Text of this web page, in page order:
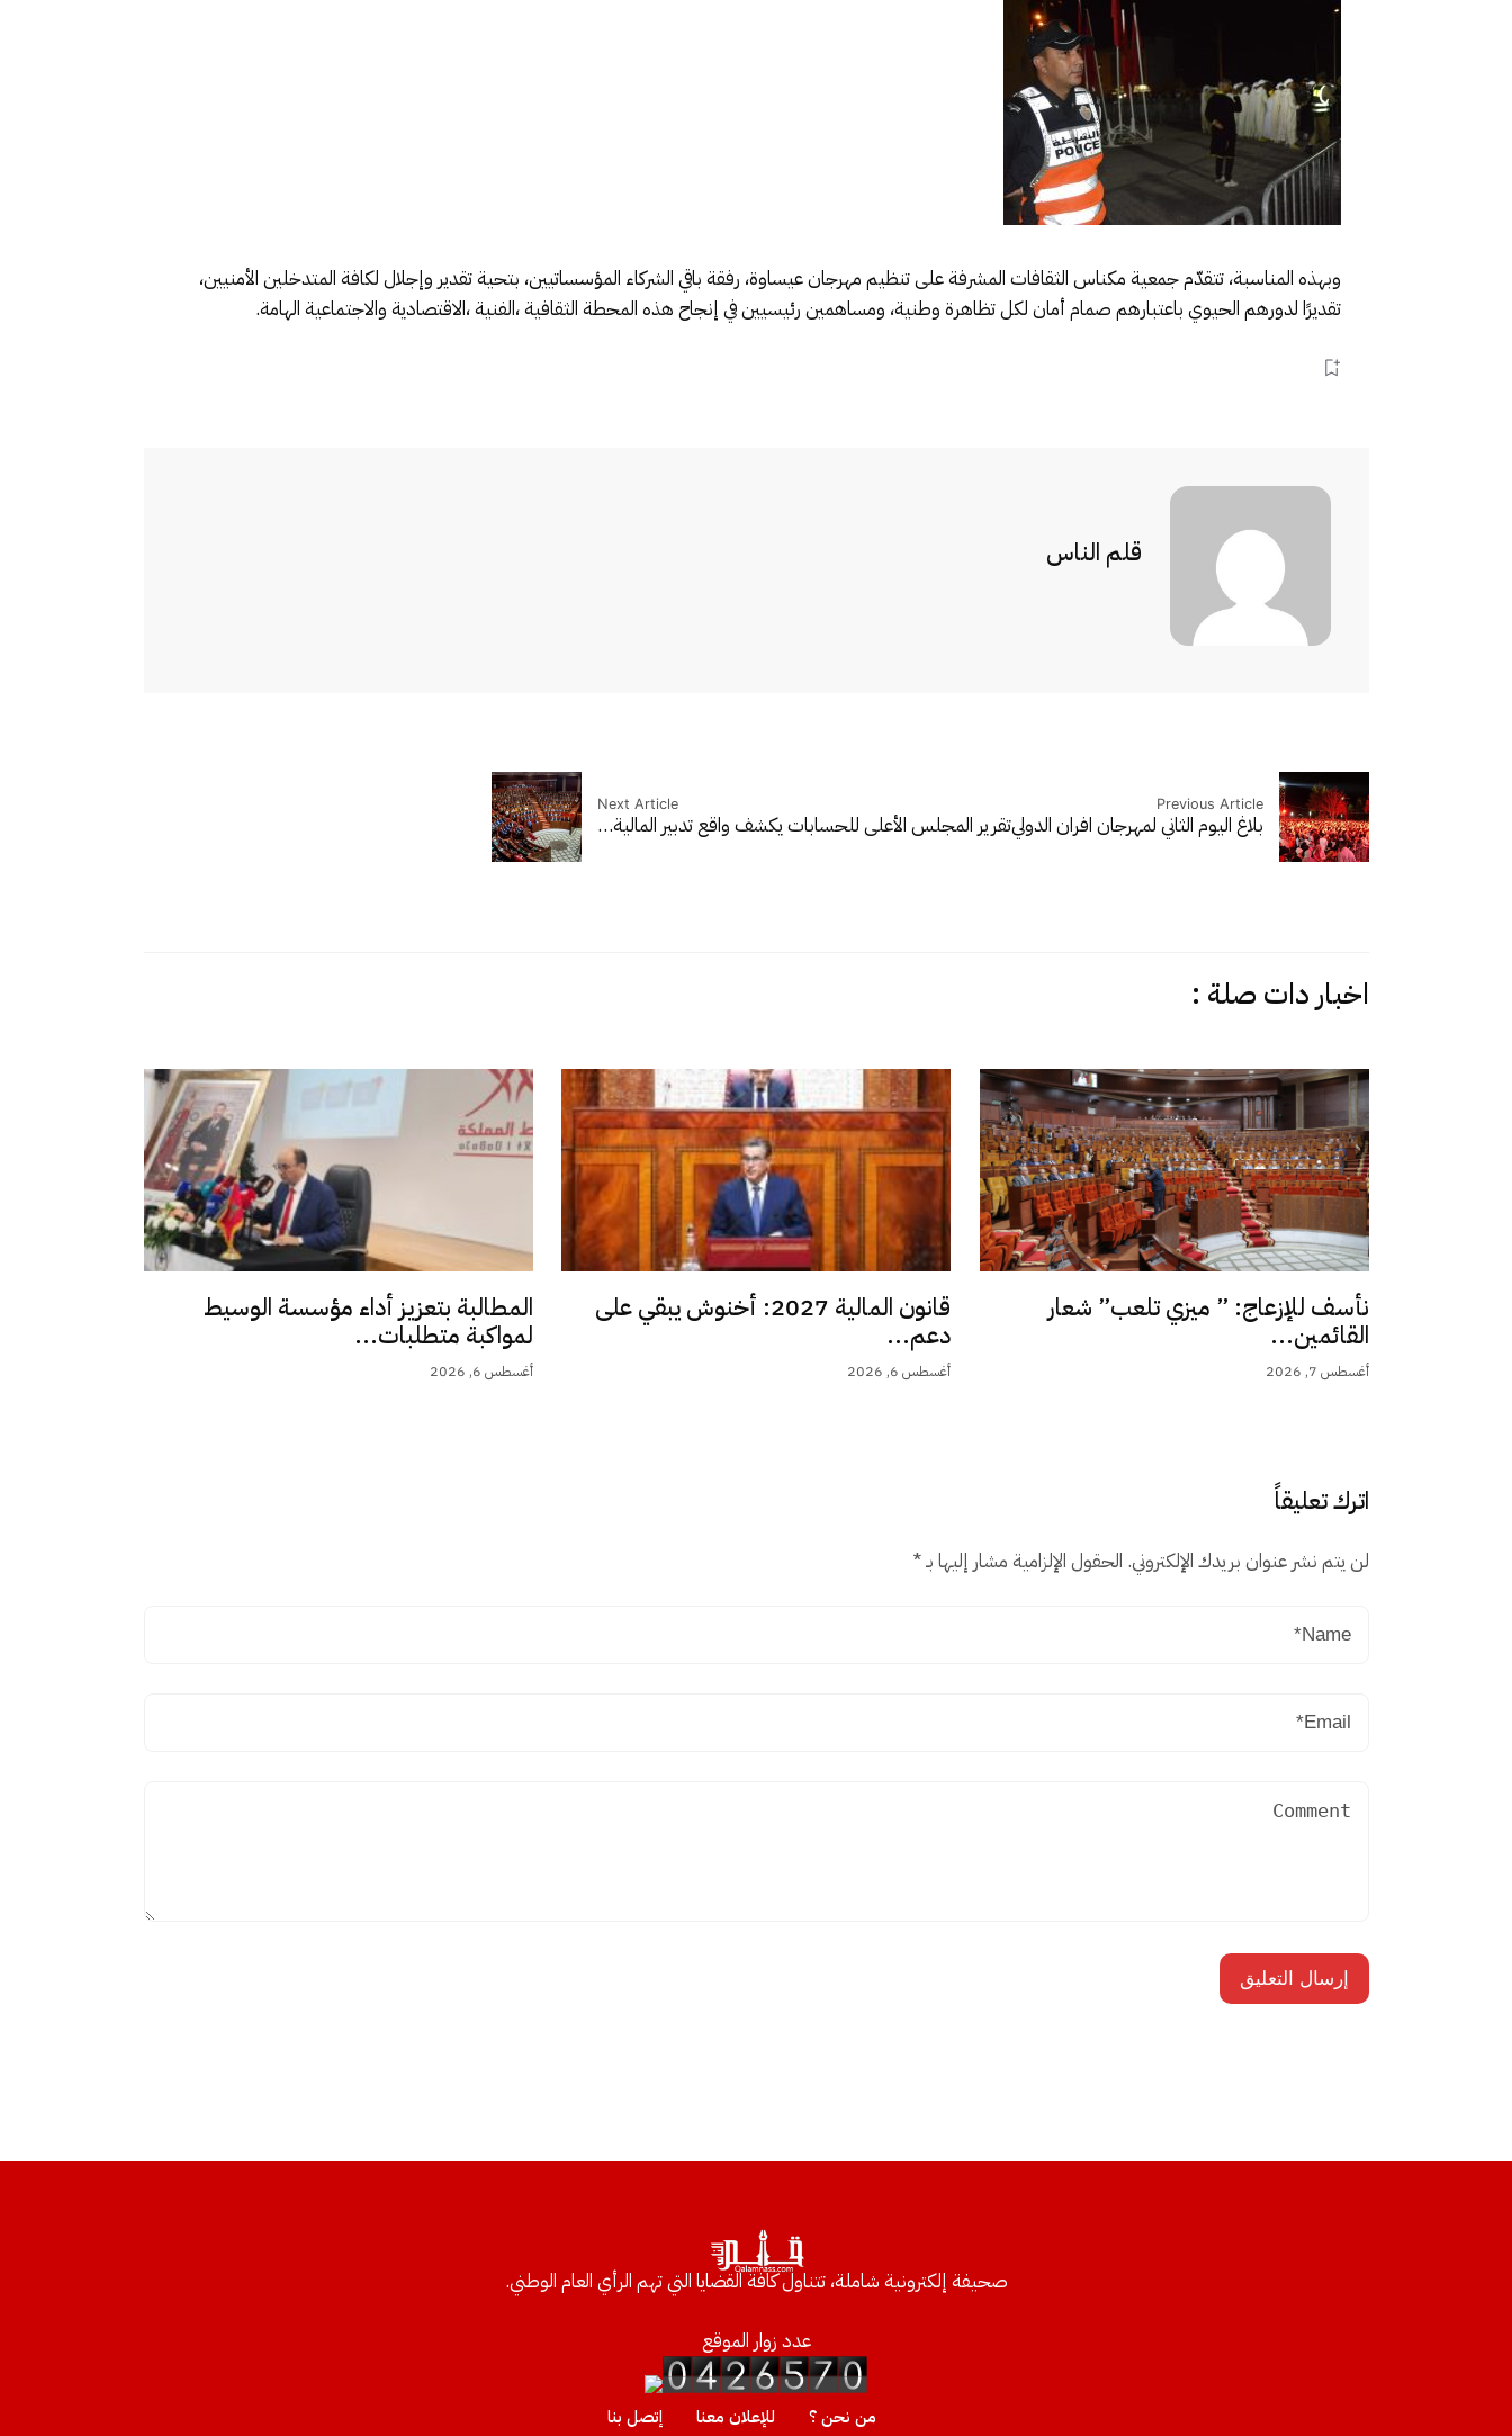
وبهذه المناسبة، تتقدّم جمعية مكناس الثقافات المشرفة على تنظيم مهرجان عيساوة، رفقة باقي الشركاء المؤسساتيين، بتحية تقدير وإجلال لكافة المتدخلين الأمنيين،
تقديرًا لدورهم الحيوي باعتبارهم صمام أمان لكل تظاهرة وطنية، ومساهمين رئيسيين في إنجاح هذه المحطة الثقافية ،الفنية ،الاقتصادية والاجتماعية الهامة.
قلم الناس
Previous Article
بلاغ اليوم الثاني لمهرجان افران الدولي
Next Article
تقرير المجلس الأعلى للحسابات يكشف واقع تدبير المالية…
اخبار دات صلة :
نأسف للإزعاج: ” ميزي تلعب” شعار
القائمين...
أغسطس 7, 2026
قانون المالية 2027: أخنوش يبقي على
دعم...
أغسطس 6, 2026
المطالبة بتعزيز أداء مؤسسة الوسيط
لمواكبة متطلبات...
أغسطس 6, 2026
اترك تعليقاً
لن يتم نشر عنوان بريدك الإلكتروني. الحقول الإلزامية مشار إليها بـ*
صحيفة إلكترونية شاملة، تتناول كافة القضايا التي تهم الرأي العام الوطني.
عدد زوار الموقع
من نحن ؟ للإعلان معنا إتصل بنا